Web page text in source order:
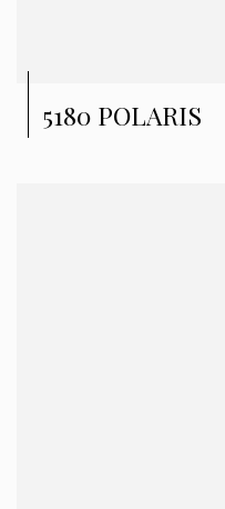
5180 POLARIS